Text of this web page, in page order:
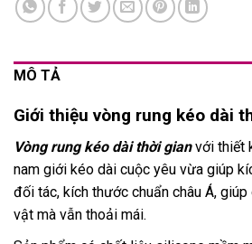
MÔ TẢ
Giới thiệu vòng rung kéo dài
Vòng rung kéo dài thời gianvới thiết
nam giới kéo dài cuộc yêu vừa giúp
đối tác, kích thước chuẩn châu Á,
vật mà vẫn thoải mái.